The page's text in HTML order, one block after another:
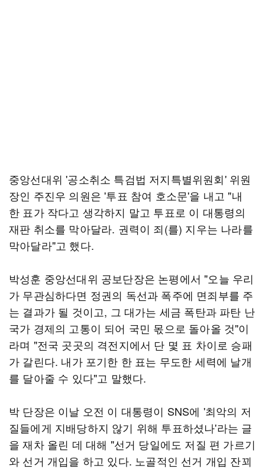
중앙선대위 '공소취소 특검법 저지특별위원회' 위원
장인 주진우 의원은 '투표 참여 호소문'을 내고 "내
한 표가 작다고 생각하지 말고 투표로 이 대통령의
재판 취소를 막아달라. 권력이 죄(를) 지우는 나라를
막아달라"고 했다.
박성훈 중앙선대위 공보단장은 논평에서 "오늘 우리
가 무관심하다면 정권의 독선과 폭주에 면죄부를 주
는 결과가 될 것이고, 그 대가는 세금 폭탄과 파탄 난
국가 경제의 고통이 되어 국민 몫으로 돌아올 것"이
라며 "전국 곳곳의 격전지에서 단 몇 표 차이로 승패
가 갈린다. 내가 포기한 한 표는 무도한 세력에 날개
를 달아줄 수 있다"고 말했다.
박 단장은 이날 오전 이 대통령이 SNS에 '최악의 저
질들에게 지배당하지 않기 위해 투표하셨나'라는 글
을 재차 올린 데 대해 "선거 당일에도 저질 편 가르기
와 선거 개입을 하고 있다. 노골적인 선거 개입 잔꾀